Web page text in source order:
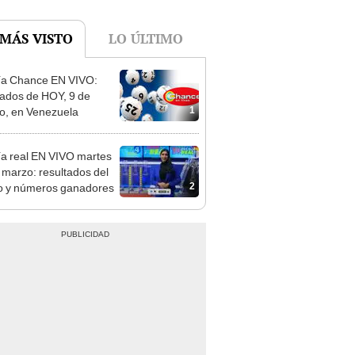
1
Chance EN VIVO:
de HOY, 9 de
2
real EN VIVO martes
resultados del
y números ganadores